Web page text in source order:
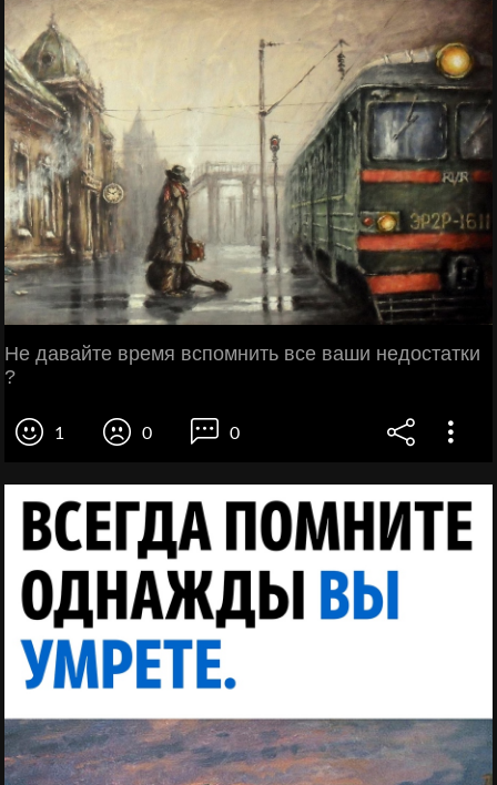
Не давайте время вспомнить все ваши недостатки
?
1 0 0